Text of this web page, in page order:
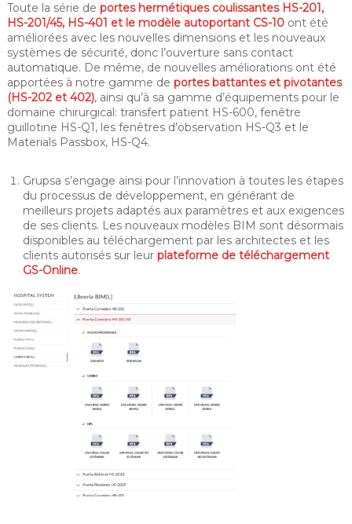
Toute la série de portes hermétiques coulissantes HS-201,
HS-201/45, HS-401 et le modèle autoportant CS-10ont été
améliorées avec les nouvelles dimensions et les nouveaux
systèmes de sécurité, donc l’ouverture sans contact
automatique. De même, de nouvelles améliorations ont été
apportées à notre gamme de portes battantes et pivotantes
(HS-202 et 402), ainsi qu’à sa gamme d’équipements pour le
domaine chirurgical: transfert patient HS-600, fenêtre
guillotine HS-Q1, les fenêtres d’observation HS-Q3 et le
Materials Passbox, HS-Q4.
Grupsa s’engage ainsi pour l’innovation à toutes les étapes
du processus de développement, en générant de
meilleurs projets adaptés aux paramètres et aux exigences
de ses clients. Les nouveaux modèles BIM sont désormais
disponibles au téléchargement par les architectes et les
clients autorisés sur leur plateforme de téléchargement
GS-Online.